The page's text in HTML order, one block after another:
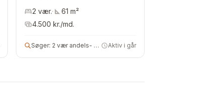
2 vær.· 61 m²
4.500 kr./md.
Søger: 2 vær andels- eller lejebolig Aktiv i går